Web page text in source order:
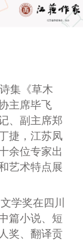
集《草木
主席毕飞
、副主席郑
捷，江苏凤
余位专家出
艺术特点展
学奖在四川
篇小说、短
奖、翻译贡